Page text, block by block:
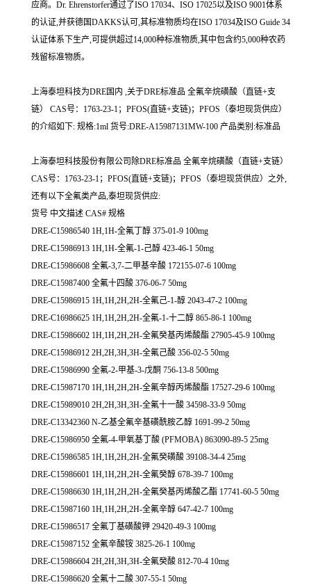
应商。Dr. Ehrenstorfer通过了ISO 17034、ISO 17025以及ISO 9001体系
的认证,并获德国DAKKS认可,其标准物质均在ISO 17034及ISO Guide 34
认证体系下生产,可提供超过14,000种标准物质,其中包含约5,000种农药
残留标准物质。
上海泰坦科技为DRE国内 ,关于DRE标准品 全氟辛烷磺酸（直链+支
链） CAS号：1763-23-1；PFOS(直链+支链)；PFOS（泰坦现货供应）
的介绍如下: 规格:1ml 货号:DRE-A15987131MW-100 产品类别:标准品
上海泰坦科技股份有限公司除DRE标准品 全氟辛烷磺酸（直链+支链）
CAS号：1763-23-1；PFOS(直链+支链)；PFOS（泰坦现货供应）之外,
还有以下全氟类产品,泰坦现货供应:
货号 中文描述 CAS# 规格
DRE-C15986540 1H,1H-全氟丁醇 375-01-9 100mg
DRE-C15986913 1H,1H-全氟-1-己醇 423-46-1 50mg
DRE-C15986608 全氟-3,7-二甲基辛酸 172155-07-6 100mg
DRE-C15987400 全氟十四酸 376-06-7 50mg
DRE-C15986915 1H,1H,2H,2H-全氟己-1-醇 2043-47-2 100mg
DRE-C16986625 1H,1H,2H,2H-全氟-1-十二醇 865-86-1 100mg
DRE-C15986602 1H,1H,2H,2H-全氟癸基丙烯酸酯 27905-45-9 100mg
DRE-C15986912 2H,2H,3H,3H-全氟己酸 356-02-5 50mg
DRE-C15986990 全氟-2-甲基-3-戊酮 756-13-8 500mg
DRE-C15987170 1H,1H,2H,2H-全氟辛醇丙烯酸酯 17527-29-6 100mg
DRE-C15989010 2H,2H,3H,3H-全氟十一酸 34598-33-9 50mg
DRE-C13342360 N-乙基全氟辛基磺酰胺乙醇 1691-99-2 50mg
DRE-C15986950 全氟-4-甲氧基丁酸 (PFMOBA) 863090-89-5 25mg
DRE-C15986585 1H,1H,2H,2H-全氟癸磺酸 39108-34-4 25mg
DRE-C15986601 1H,1H,2H,2H-全氟癸醇 678-39-7 100mg
DRE-C15986630 1H,1H,2H,2H-全氟癸基丙烯酸乙酯 17741-60-5 50mg
DRE-C15987160 1H,1H,2H,2H-全氟辛醇 647-42-7 100mg
DRE-C15986517 全氟丁基磺酸钾 29420-49-3 100mg
DRE-C15987152 全氟辛酸铵 3825-26-1 100mg
DRE-C15986604 2H,2H,3H,3H-全氟癸酸 812-70-4 10mg
DRE-C15986620 全氟十二酸 307-55-1 50mg